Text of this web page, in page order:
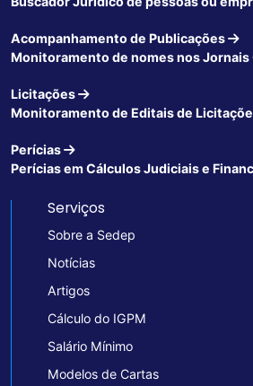
Acompanhamento de Publicações
Monitoramento de nomes nos Jornais
Licitações
Monitoramento de Editais de
Perícias
Perícias em Cálculos Judiciais e
Serviços
Sobre a Sedep
Notícias
Artigos
Cálculo do IGPM
Salário Mínimo
Modelos de Cartas